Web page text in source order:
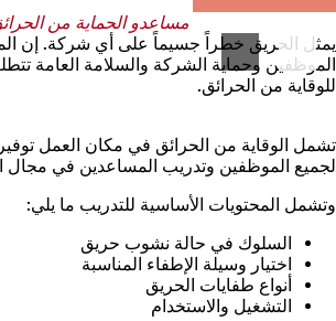
مساعدو الحماية من
يمثل الحريق خطراً جسيماً على أي شركة. إن
الموظفين وحماية الشركة والسلامة العامة تتطلب
للوقاية من الحرائق.
تشمل الوقاية من الحرائق في مكان العمل
لجميع الموظفين وتدريب المساعدين في مجال
وتشمل المحتويات الأساسية للتدريب ما يلي:
السلوك في حالة نشوب حريق
اختيار وسيلة الإطفاء المناسبة
أنواع طفايات الحريق
التشغيل والاستخدام